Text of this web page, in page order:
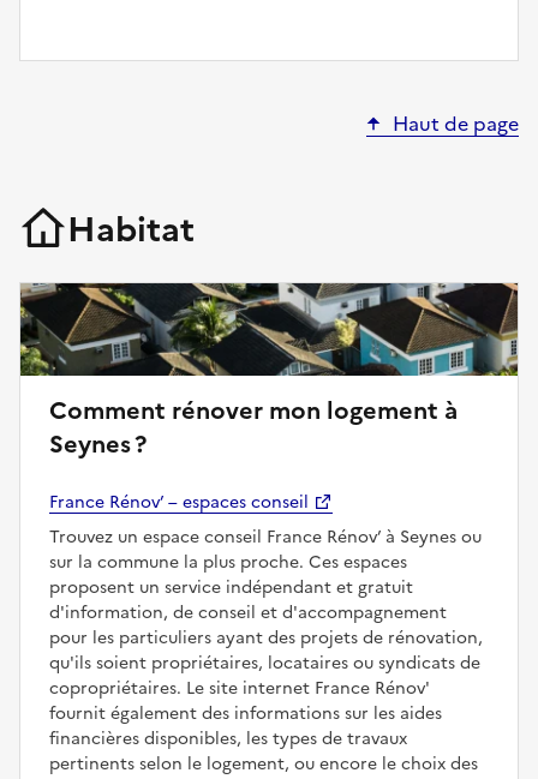
Haut de page
Habitat
Comment rénover mon logement à
Seynes ?
France Rénov’ – espaces conseil
Trouvez un espace conseil France Rénov’ à Seynes ou
sur la commune la plus proche. Ces espaces
proposent un service indépendant et gratuit
d'information, de conseil et d'accompagnement
pour les particuliers ayant des projets de rénovation,
qu'ils soient propriétaires, locataires ou syndicats de
copropriétaires. Le site internet France Rénov'
fournit également des informations sur les aides
financières disponibles, les types de travaux
pertinents selon le logement, ou encore le choix des